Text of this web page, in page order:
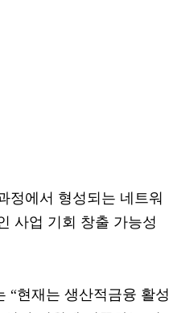
정에서 형성되는 네트워
사업 기회 창출 가능성
“현재는 생산적금융 활성